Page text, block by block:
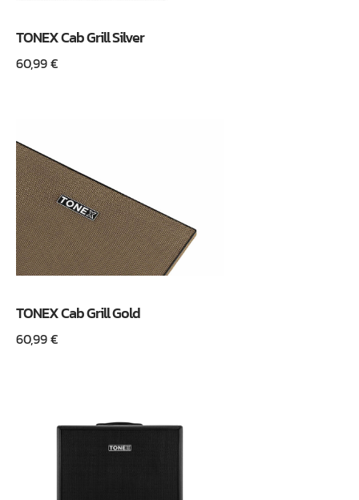
TONEX Cab Grill Silver
60,99€
TONEX Cab Grill Gold
60,99€